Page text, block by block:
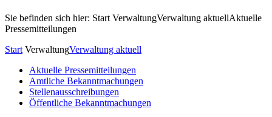
Sie befinden sich hier: Start VerwaltungVerwaltung aktuellAktuelle
Pressemitteilungen
Start VerwaltungVerwaltung aktuell
Aktuelle Pressemitteilungen
Amtliche Bekanntmachungen
Stellenausschreibungen
Öffentliche Bekanntmachungen